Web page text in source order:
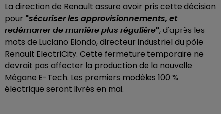
La direction de Renault assure avoir pris cette décision
pour "sécuriser les approvisionnements, et
redémarrer de manière plus régulière", d'après les
mots de Luciano Biondo, directeur industriel du pôle
Renault ElectriCity. Cette fermeture temporaire ne
devrait pas affecter la production de la nouvelle
Mégane E-Tech. Les premiers modèles 100 %
électrique seront livrés en mai.